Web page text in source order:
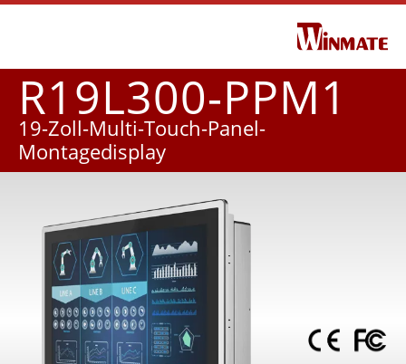
R19L300-PPM1
19-Zoll-Multi-Touch-Panel-
Montagedisplay